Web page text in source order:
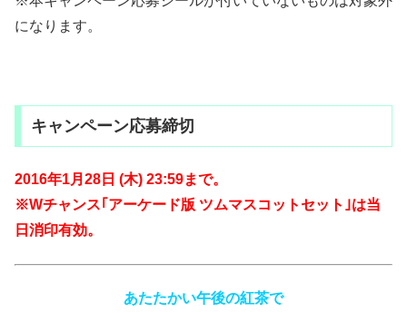
になります。
キャンペーン応募締切
2016年1月28日 (木) 23:59まで。
※Wチャンス｢アーケード版 ツムマスコットセット｣は当
日消印有効。
あたたかい午後の紅茶で